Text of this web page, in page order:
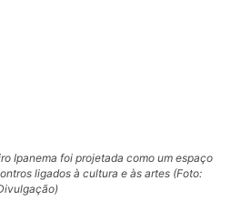
Ipanema foi projetada como um espaço
ligados à cultura e às artes (Foto: